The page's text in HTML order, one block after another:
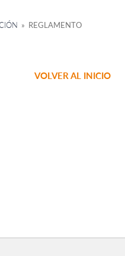
» REGLAMENTO
VOLVER AL INICIO